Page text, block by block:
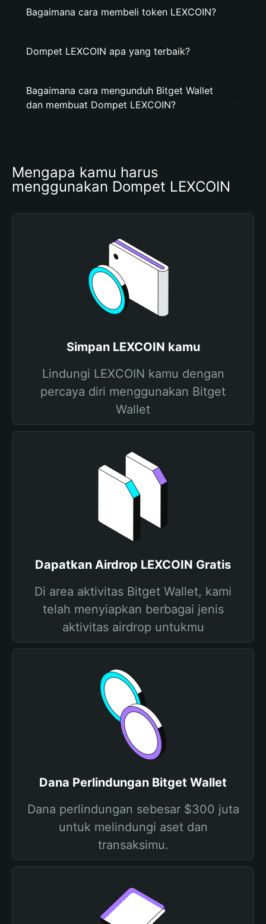
Bagaimana cara membeli token LEXCOIN?
Dompet LEXCOIN apa yang terbaik?
Bagaimana cara mengunduh Bitget Wallet
dan membuat Dompet LEXCOIN?
Mengapa kamu harus
menggunakan Dompet LEXCOIN
Simpan LEXCOIN kamu
Lindungi LEXCOIN kamu dengan
percaya diri menggunakan Bitget
Wallet
Dapatkan Airdrop LEXCOIN Gratis
Di area aktivitas Bitget Wallet, kami
telah menyiapkan berbagai jenis
aktivitas airdrop untukmu
Dana Perlindungan Bitget Wallet
Dana perlindungan sebesar $300 juta
untuk melindungi aset dan
transaksimu.